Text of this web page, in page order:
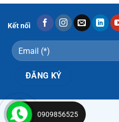
Kết nối
0909856525